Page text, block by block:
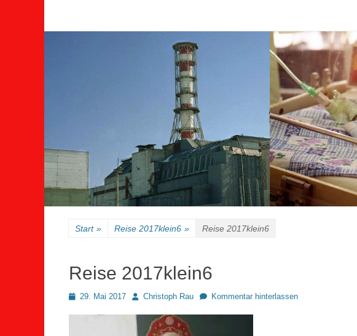
Start » Reise 2017klein6 » Reise 2017klein6
Reise 2017klein6
Posted29. Mai 2017 AutorChristoph Rau Kommentar hinterlassen